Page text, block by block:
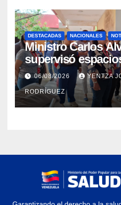
DESTACADAS NACIONALES
Ministro Carlos
supervisó
Dermatológico Dr.
en La Guaira
06/08/2026 YENTZA
RODRÍGUEZ